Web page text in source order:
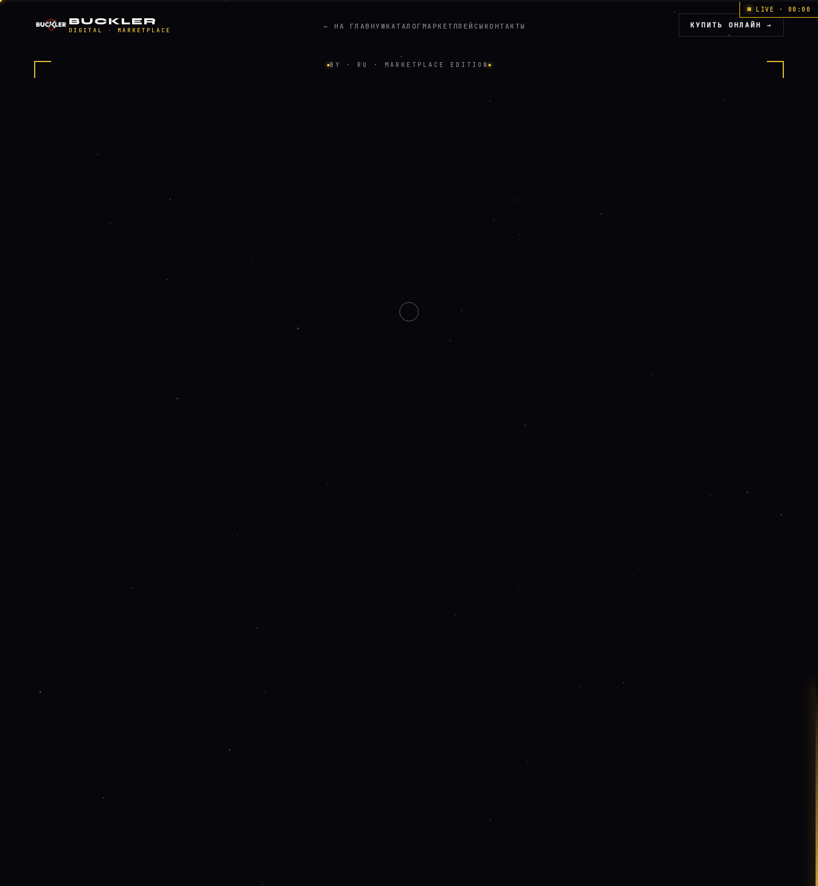
LIVE · 00:00
BUCKLER
DIGITAL · MARKETPLACE
← НА ГЛАВНУЮ КАТАЛОГ МАРКЕТПЛЕЙСЫ КОНТАКТЫ КУПИТЬ ОНЛАЙН →
BY · RU · MARKETPLACE EDITION